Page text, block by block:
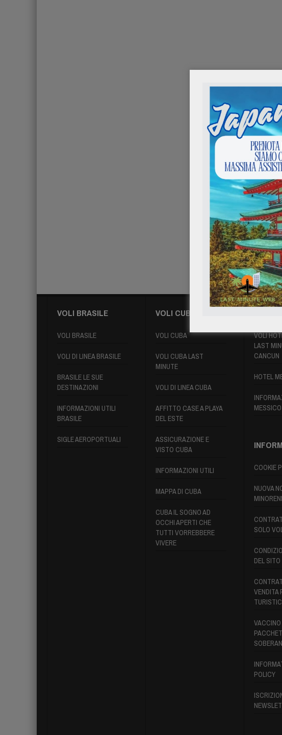
VOLI BRASILE
VOLI BRASILE
VOLI DI LINEA BRASILE
BRASILE LE SUE
DESTINAZIONI
INFORMAZIONI UTILI
BRASILE
SIGLE AEROPORTUALI
VOLI CUBA
VOLI CUBA
VOLI CUBA LAST
MINUTE
VOLI DI LINEA CUBA
AFFITTO CASE A PLAYA
DEL ESTE
ASSICURAZIONE E
VISTO CUBA
INFORMAZIONI UTILI
MAPPA DI CUBA
CUBA IL SOGNO AD
OCCHI APERTI CHE
TUTTI VORREBBERE
VIVERE
VOLI
VOLI
LAST
CANCUN
HOTEL
MESSICO
COOKIE
NUOVA
SOLO
DEL SITO
VENDITA
POLICY